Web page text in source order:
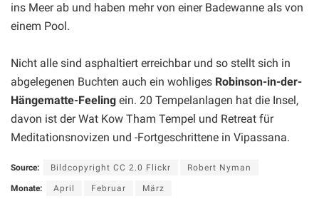
ins Meer ab und haben mehr von einer Badewanne als von
einem Pool.
Nicht alle sind asphaltiert erreichbar und so stellt sich in
abgelegenen Buchten auch ein wohliges Robinson-in-der-
Hängematte-Feeling ein. 20 Tempelanlagen hat die Insel,
davon ist der Wat Kow Tham Tempel und Retreat für
Meditationsnovizen und -Fortgeschrittene in Vipassana.
Source: Bildcopyright CC 2.0 Flickr Robert Nyman
Monate: April Februar März